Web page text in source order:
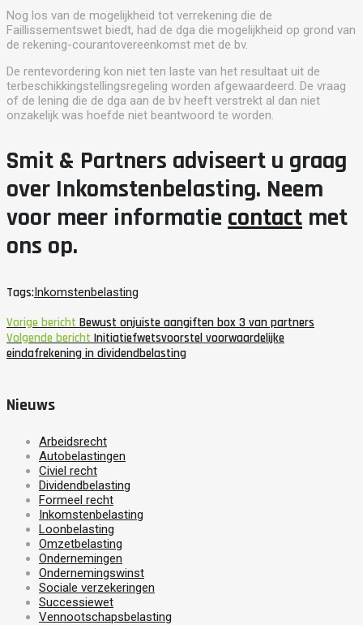
Nog los van de mogelijkheid tot verrekening die de
Faillissementswet biedt, had de dga die mogelijkheid op grond van
de rekening-courantovereenkomst met de bv.
De rentevordering kon niet ten laste van het resultaat uit de
terbeschikkingstellingsregeling worden afgewaardeerd. De vraag
of de lening die de dga aan de bv heeft verstrekt al dan niet
onzakelijk was hoefde niet beantwoord te worden.
Smit & Partners adviseert u graag
over Inkomstenbelasting. Neem
voor meer informatie contact met
ons op.
Tags:Inkomstenbelasting
Vorige bericht Bewust onjuiste aangiften box 3 van partners
Volgende bericht Initiatiefwetsvoorstel voorwaardelijke
eindafrekening in dividendbelasting
Nieuws
Arbeidsrecht
Autobelastingen
Civiel recht
Dividendbelasting
Formeel recht
Inkomstenbelasting
Loonbelasting
Omzetbelasting
Ondernemingen
Ondernemingswinst
Sociale verzekeringen
Successiewet
Vennootschapsbelasting